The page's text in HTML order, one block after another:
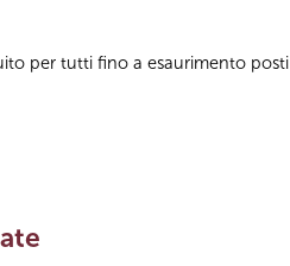
per tutti fino a esaurimento posti